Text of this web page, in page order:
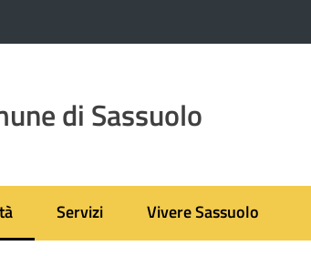
di Sassuolo
selezionato
Servizi Vivere Sassuolo